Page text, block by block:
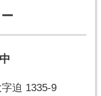
迫 1335-9